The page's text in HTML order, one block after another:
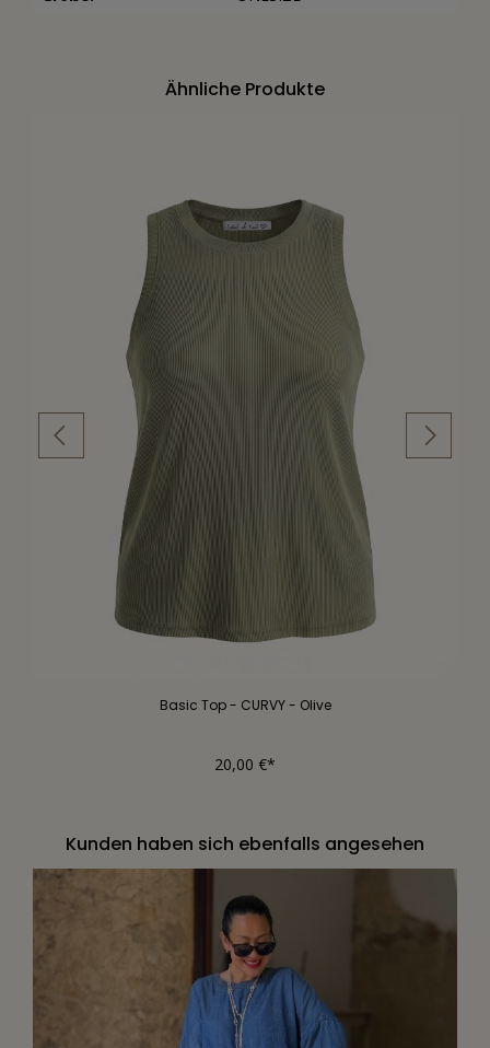
Ähnliche Produkte
Basic Top - CURVY - Olive
20,00 €*
Kunden haben sich ebenfalls angesehen